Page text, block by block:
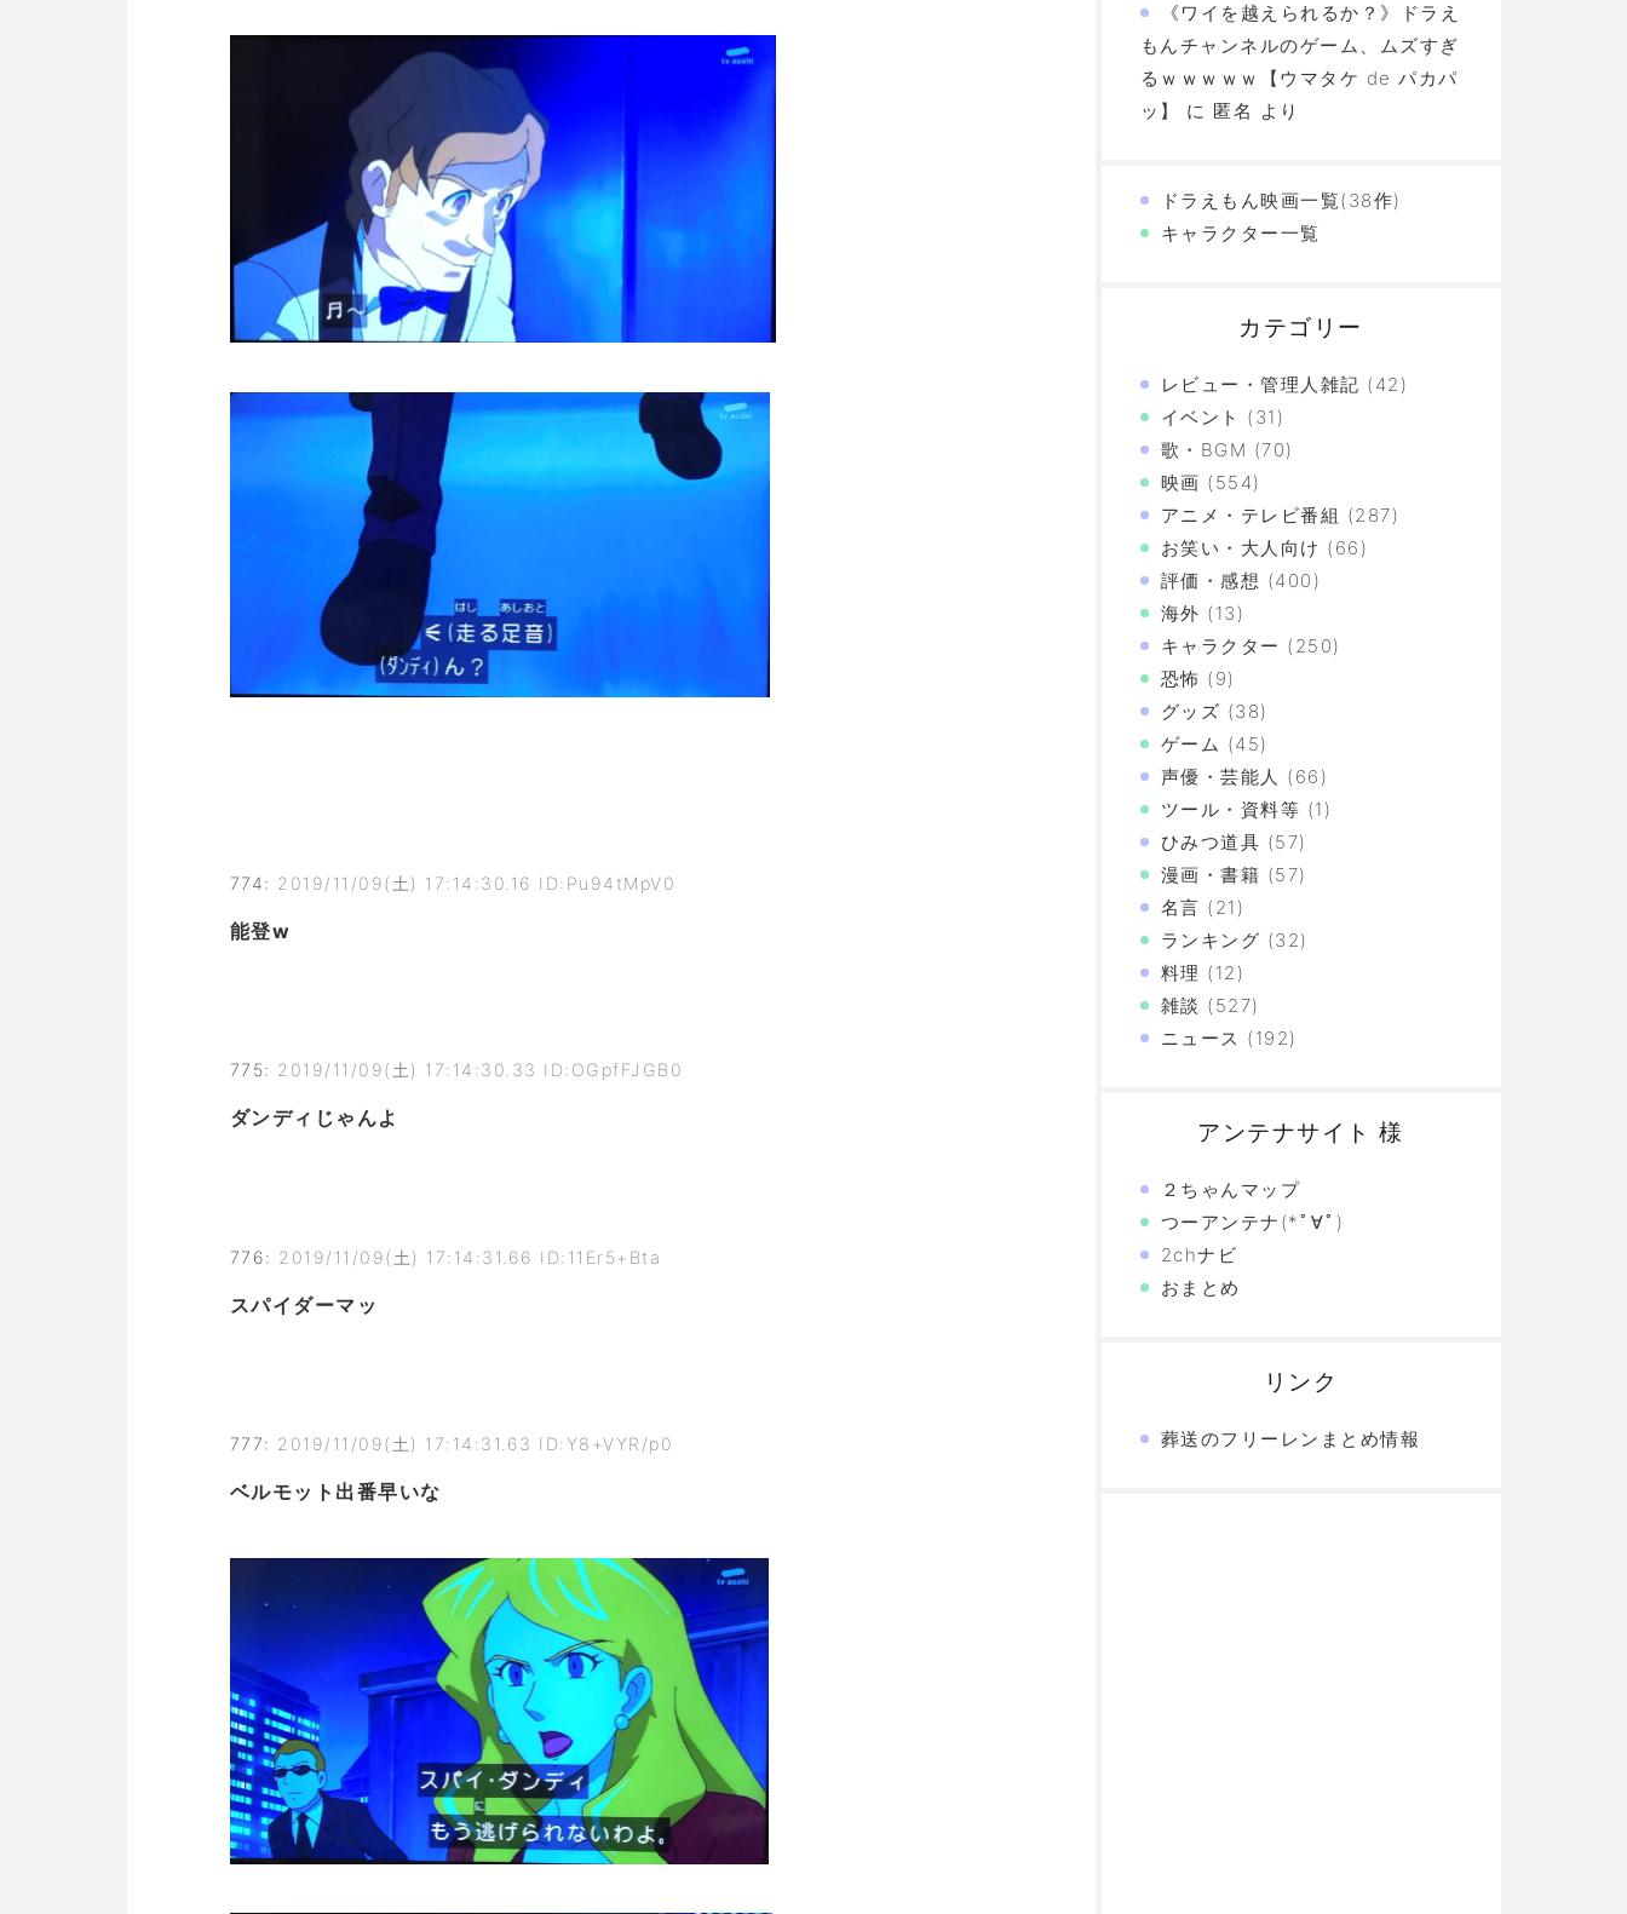
774: 2019/11/09(土) 17:14:30.16 ID:Pu94tMpV0
能登w
775: 2019/11/09(土) 17:14:30.33 ID:OGpfFJGB0
ダンディじゃんよ
776: 2019/11/09(土) 17:14:31.66 ID:11Er5+Bta
スパイダーマッ
777: 2019/11/09(土) 17:14:31.63 ID:Y8+VYR/p0
ベルモット出番早いな
《ワイを越えられるか？》ドラえ
もんチャンネルのゲーム、ムズすぎ
るｗｗｗｗｗ【ウマタケ de パカパ
ッ】
に 匿名 より
ドラえもん映画一覧(38作)
キャラクター一覧
カテゴリー
レビュー・管理人雑記 (42)
イベント (31)
歌・BGM (70)
映画 (554)
アニメ・テレビ番組 (287)
お笑い・大人向け (66)
評価・感想 (400)
海外 (13)
キャラクター (250)
恐怖 (9)
グッズ (38)
ゲーム (45)
声優・芸能人 (66)
ツール・資料等 (1)
ひみつ道具 (57)
漫画・書籍 (57)
名言 (21)
ランキング (32)
料理 (12)
雑談 (527)
ニュース (192)
アンテナサイト 様
２ちゃんマップ
つーアンテナ(*ﾟ∀ﾟ)
2chナビ
おまとめ
リンク
葬送のフリーレンまとめ情報